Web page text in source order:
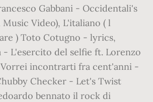
Gabbani - Occidentali's
Music Video), L'italiano ( l
) Toto Cotugno - lyrics,
- L'esercito del selfie ft. Lorenzo
Vorrei incontrarti fra cent'anni -
Checker - Let's Twist
bennato il rock di